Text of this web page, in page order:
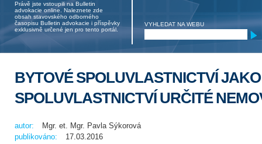
Právě jste vstoupili na Bulletin
advokacie online. Naleznete zde
obsah stavovského odborného
časopisu Bulletin advokacie i příspěvky
exklusivně určené jen pro tento portál.
VYHLEDAT NA WEBU
BYTOVÉ SPOLUVLASTNICTVÍ JAKO
SPOLUVLASTNICTVÍ URČITÉ
autor:
Mgr. et. Mgr. Pavla Sýkorová
publikováno:
17.03.2016